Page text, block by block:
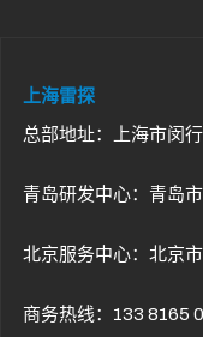
上海雷探
总部地址：上海市闵
青岛研发中心：青岛
北京服务中心：北京
商务热线：133